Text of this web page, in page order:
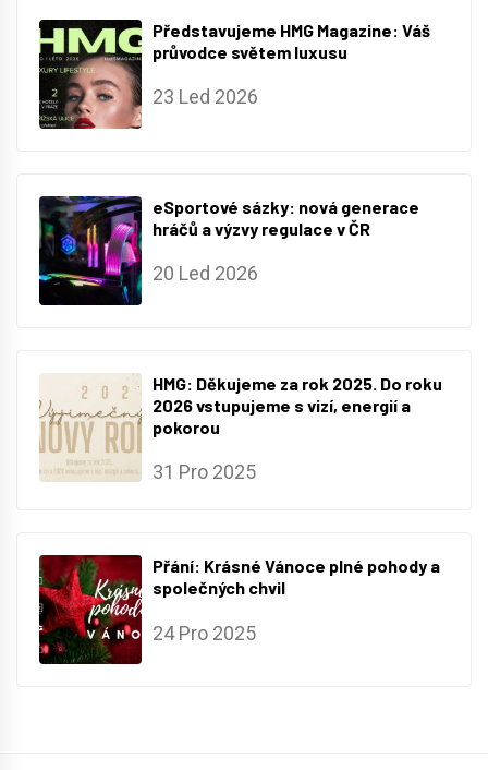
Představujeme HMG Magazine: Váš
průvodce světem luxusu
23 Led 2026
eSportové sázky: nová generace
hráčů a výzvy regulace v ČR
20 Led 2026
HMG: Děkujeme za rok 2025. Do roku
2026 vstupujeme s vizí, energií a
pokorou
31 Pro 2025
Přání: Krásné Vánoce plné pohody a
společných chvil
24 Pro 2025